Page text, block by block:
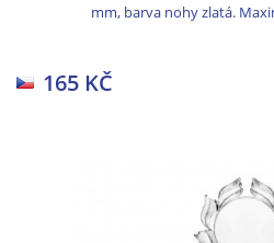
mm, barva nohy zlatá.
165 KČ